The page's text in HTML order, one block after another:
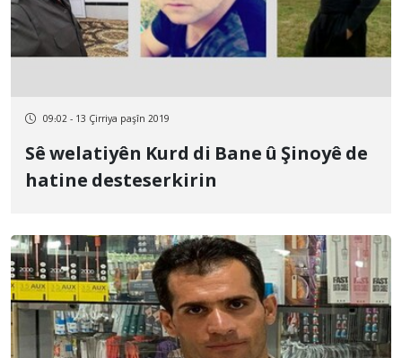
09:02 - 13 Çirriya paşîn 2019
Sê welatiyên Kurd di Bane û Şinoyê de
hatine desteserkirin